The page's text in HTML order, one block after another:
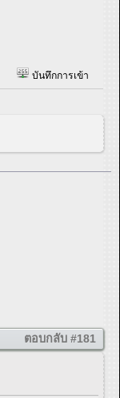
บันทึกการเข้า
ตอบกลับ #181